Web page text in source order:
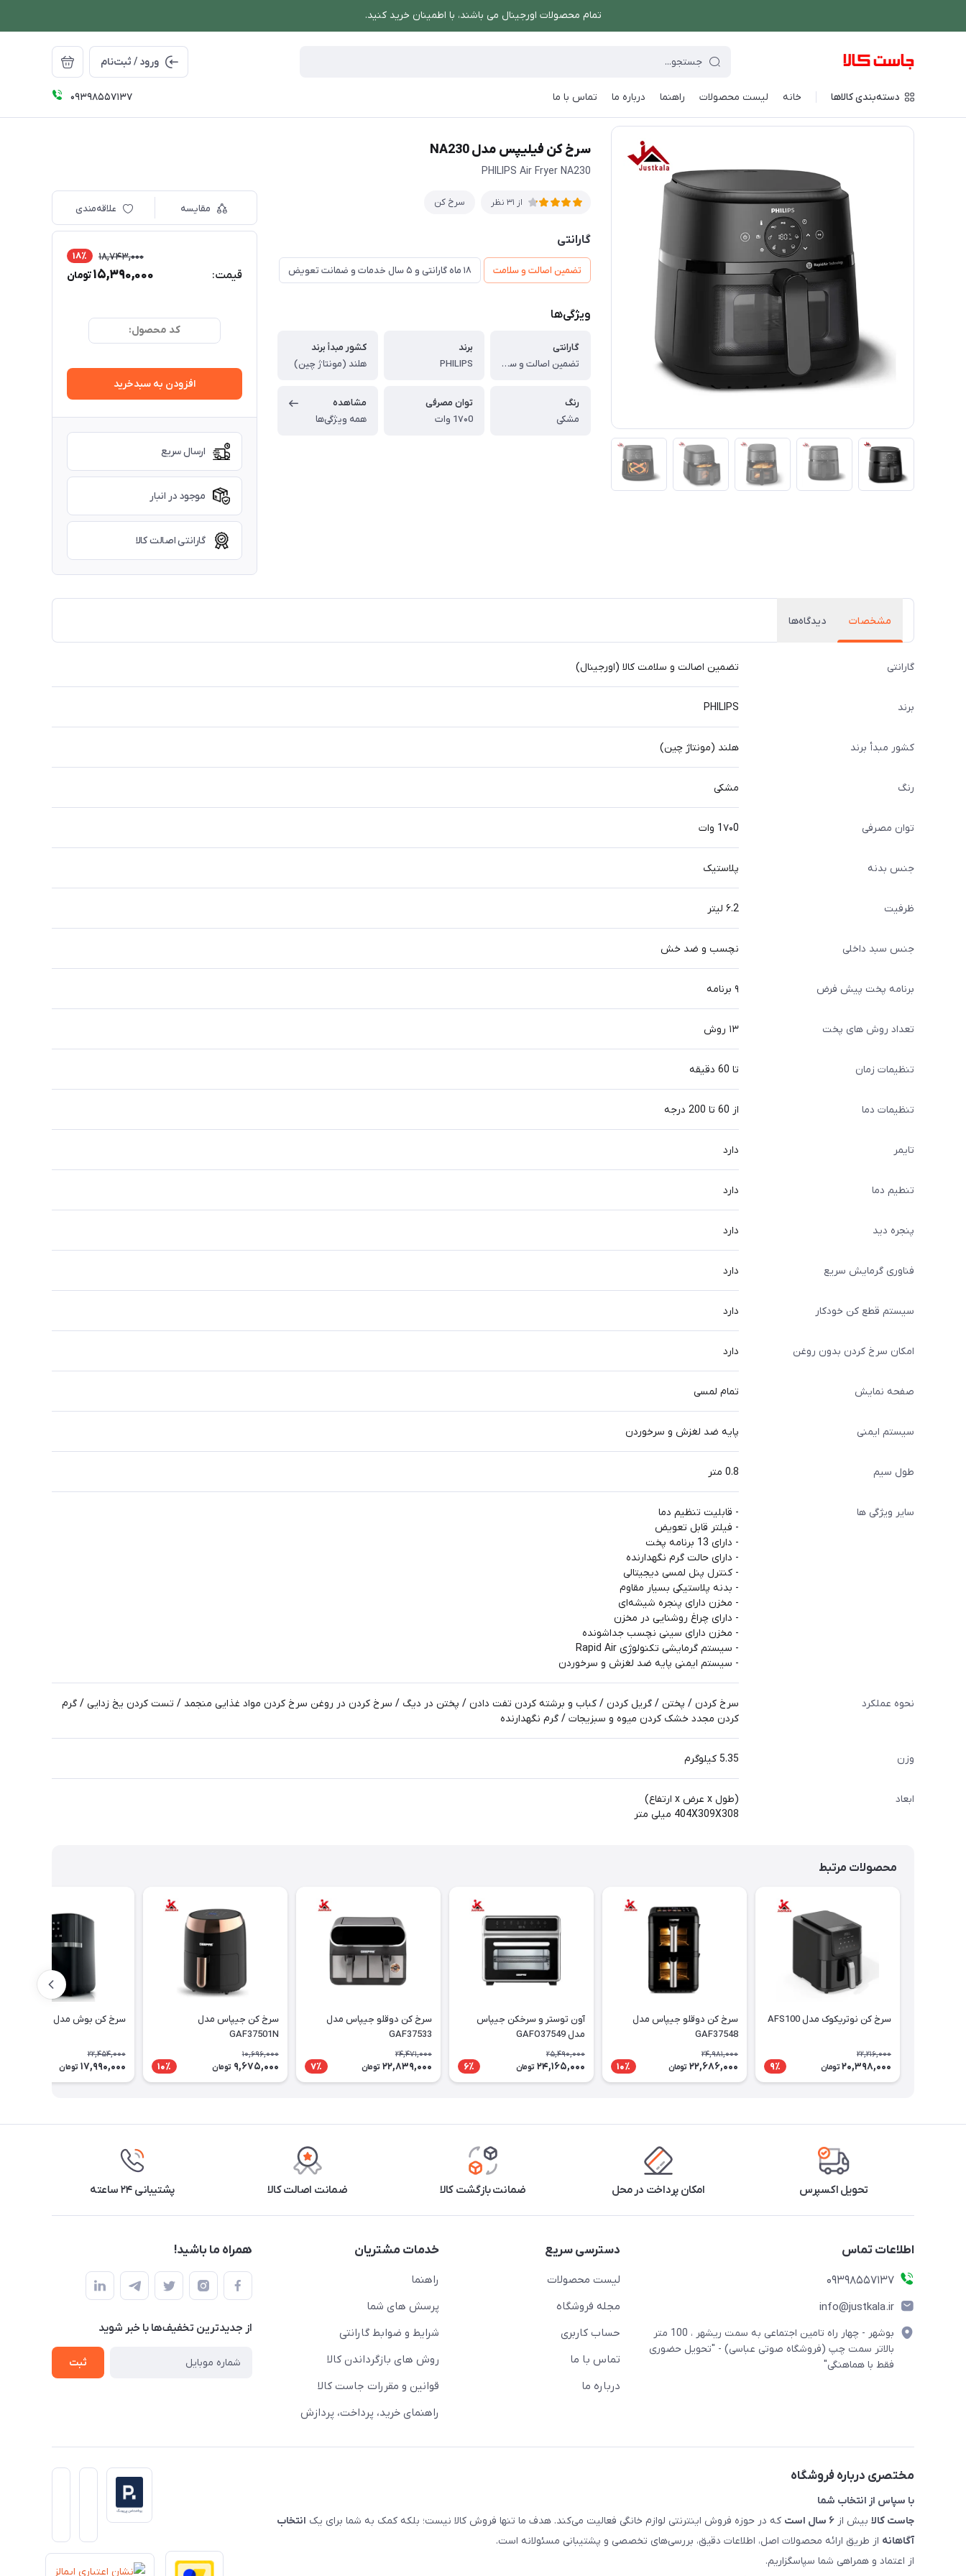
تمام محصولات اورجینال می باشند، با اطمینان خرید کنید.
ورود / ثبت‌نام
دسته‌بندی کالاها خانه لیست محصولات راهنما درباره ما تماس با ما 09398557137
فروشگاه اینترنتی جاست کالا پخت و پز سرخ کن سرخ کن فیلیپس مدل NA230
سرخ کن فیلیپس مدل NA230
PHILIPS Air Fryer NA230
از 31 نظر سرخ کن
گارانتی
تضمین اصالت و سلامت ۱۸ ماه گارانتی و ۵ سال خدمات و ضمانت تعویض
ویژگی‌ها
گارانتی
تضمین اصالت و سلامت کالا (اورجینال)
برند
PHILIPS
کشور مبدأ برند
هلند (مونتاژ چین)
رنگ
مشکی
توان مصرفی
1۷۰0 وات
مشاهده
همه ویژگی‌ها
مقایسه علاقه‌مندی
قیمت:
18,743,000 18٪
15,390,000تومان
کد محصول:
افزودن به سبدخرید
ارسال سریع
موجود در انبار
گارانتی اصالت کالا
مشخصات دیدگاه‌ها
گارانتی تضمین اصالت و سلامت کالا (اورجینال)
برند PHILIPS
کشور مبدأ برند هلند (مونتاژ چین)
رنگ مشکی
توان مصرفی 1۷۰0 وات
جنس بدنه پلاستیک
ظرفیت ۶.2 لیتر
جنس سبد داخلی نچسب و ضد خش
برنامه پخت پیش فرض ۹ برنامه
تعداد روش های پخت ۱۳ روش
تنظیمات زمان تا 60 دقیقه
تنظیمات دما از 60 تا 200 درجه
تایمر دارد
تنطیم دما دارد
پنجره دید دارد
فناوری گرمایش سریع دارد
سیستم قطع کن خودکار دارد
امکان سرخ‌ کردن بدون روغن دارد
صفحه نمایش تمام لمسی
سیستم ایمنی پایه ضد لغزش و سرخوردن
طول سیم 0.8 متر
سایر ویژگی ها
- قابلیت تنظیم دما
- فیلتر قابل تعویض
- دارای 13 برنامه پخت
- دارای حالت گرم نگهدارنده
- کنترل پنل لمسی دیجیتالی
- بدنه پلاستیکی بسیار مقاوم
- مخزن دارای پنجره شیشه‌ای
- دارای چراغ روشنایی در مخزن
- مخزن دارای سینی نچسب جداشونده
- سیستم گرمایشی تکنولوژی Rapid Air
- سیستم ایمنی پایه ضد لغزش و سرخوردن
نحوه عملکرد
سرخ کردن / پختن / گریل کردن / کباب و برشته کردن تفت دادن / پختن در دیگ / سرخ کردن در روغن سرخ کردن مواد غذایی منجمد / تست کردن یخ زدایی / گرم
کردن مجدد خشک کردن میوه و سبزیجات / گرم نگهدارنده
وزن 5.35 کیلوگرم
ابعاد
(طول x عرض x ارتفاع)
404X309X308 میلی متر
محصولات مرتبط
سرخ کن نوتریکوک مدل AFS100
22,216,000
20,398,000 تومان 9٪
سرخ کن دوقلو جیپاس مدل
GAF37548
24,981,000
22,686,000 تومان 10٪
آون توستر و سرخکن جیپاس
مدل GAFO37549
25,490,000
24,165,000 تومان 6٪
سرخ کن دوقلو جیپاس مدل
GAF37533
24,471,000
22,839,000 تومان 7٪
سرخ کن جیپاس مدل
GAF37501N
10,696,000
9,675,000 تومان 10٪
سرخ کن بوش مدل MAF462B0
22,454,000
17,990,000 تومان
تحویل اکسپرس امکان پرداخت در محل ضمانت بازگشت کالا ضمانت اصالت کالا پشتیبانی ۲۴ ساعته
اطلاعات تماس
09398557137
info@justkala.ir
بوشهر - چهار راه تامین اجتماعی به سمت ریشهر ، 100 متر
بالاتر سمت چپ (فروشگاه صوتی عباسی) - "تحویل حضوری
فقط با هماهنگی"
دسترسی سریع
لیست محصولات
مجله فروشگاه
حساب کاربری
تماس با ما
درباره ما
خدمات مشتریان
راهنما
پرسش های شما
شرایط و ضوابط گارانتی
روش های بازگرداندن کالا
قوانین و مقررات جاست کالا
راهنمای خرید، پرداخت، پردازش
همراه ما باشید!
از جدید‌ترین تخفیف‌ها با‌ خبر شوید
ثبت
مختصری درباره فروشگاه
با سپاس از انتخاب شما
جاست کالا بیش از ۶ سال است که در حوزه فروش اینترنتی لوازم خانگی فعالیت می‌کند. هدف ما تنها فروش کالا نیست؛ بلکه کمک به شما برای یک انتخاب
آگاهانه از طریق ارائه محصولات اصل، اطلاعات دقیق، بررسی‌های تخصصی و پشتیبانی مسئولانه است.
از اعتماد و همراهی شما سپاسگزاریم.